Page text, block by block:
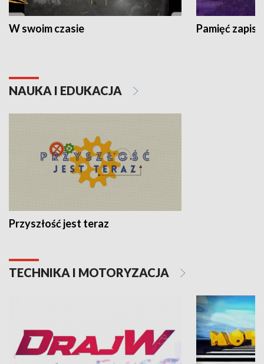
W swoim czasie Pamięć
NAUKA I EDUKACJA
Przyszłość jest teraz
TECHNIKA I MOTORYZACJA